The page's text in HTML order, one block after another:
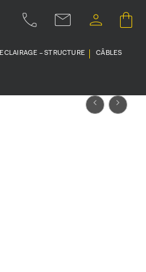
ECLAIRAGE – STRUCTURE CÂBLES